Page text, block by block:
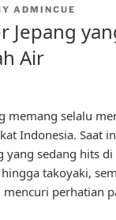
ADMINCUE
Jepang
Air
memang selalu
Indonesia. Saat
yang sedang hits di
takoyaki,
mencuri perhatian